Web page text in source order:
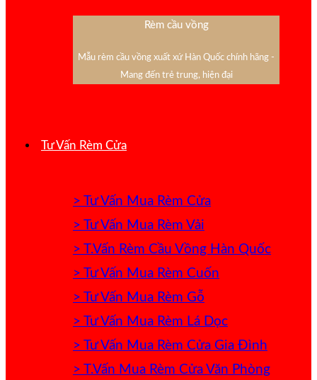
Rèm cầu vồng
Mẫu rèm cầu vồng xuất xứ Hàn Quốc chính hãng -
Mang đến trẻ trung, hiện đại
Tư Vấn Rèm Cửa
> Tư Vấn Mua Rèm Cửa
> Tư Vấn Mua Rèm Vải
> T.Vấn Rèm Cầu Vồng Hàn Quốc
> Tư Vấn Mua Rèm Cuốn
> Tư Vấn Mua Rèm Gỗ
> Tư Vấn Mua Rèm Lá Dọc
> Tư Vấn Mua Rèm Cửa Gia Đình
> T.Vấn Mua Rèm Cửa Văn Phòng